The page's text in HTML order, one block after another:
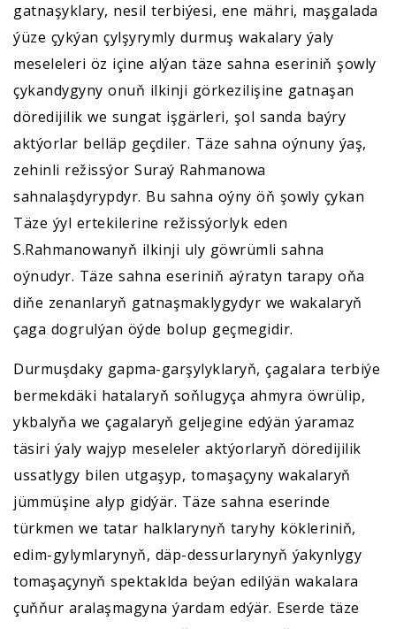
gatnaşyklary, nesil terbiýesi, ene mähri, maşgalada
ýüze çykýan çylşyrymly durmuş wakalary ýaly
meseleleri öz içine alýan täze sahna eseriniň şowly
çykandygyny onuň ilkinji görkezilişine gatnaşan
döredijilik we sungat işgärleri, şol sanda baýry
aktýorlar belläp geçdiler. Täze sahna oýnuny ýaş,
zehinli režissýor Suraý Rahmanowa
sahnalaşdyrypdyr. Bu sahna oýny öň şowly çykan
Täze ýyl ertekilerine režissýorlyk eden
S.Rahmanowanyň ilkinji uly göwrümli sahna
oýnudyr. Täze sahna eseriniň aýratyn tarapy oňa
diňe zenanlaryň gatnaşmaklygydyr we wakalaryň
çaga dogrulýan öýde bolup geçmegidir.
Durmuşdaky gapma-garşylyklaryň, çagalara terbiýe
bermekdäki hatalaryň soňlugyça ahmyra öwrülip,
ykbalyňa we çagalaryň geljegine edýän ýaramaz
täsiri ýaly wajyp meseleler aktýorlaryň döredijilik
ussatlygy bilen utgaşyp, tomaşaçyny wakalaryň
jümmüşine alyp gidýär. Täze sahna eserinde
türkmen we tatar halklarynyň taryhy kökleriniň,
edim-gylymlarynyň, däp-dessurlarynyň ýakynlygy
tomaşaçynyň spektaklda beýan edilýän wakalara
çuňňur aralaşmagyna ýardam edýär. Eserde täze